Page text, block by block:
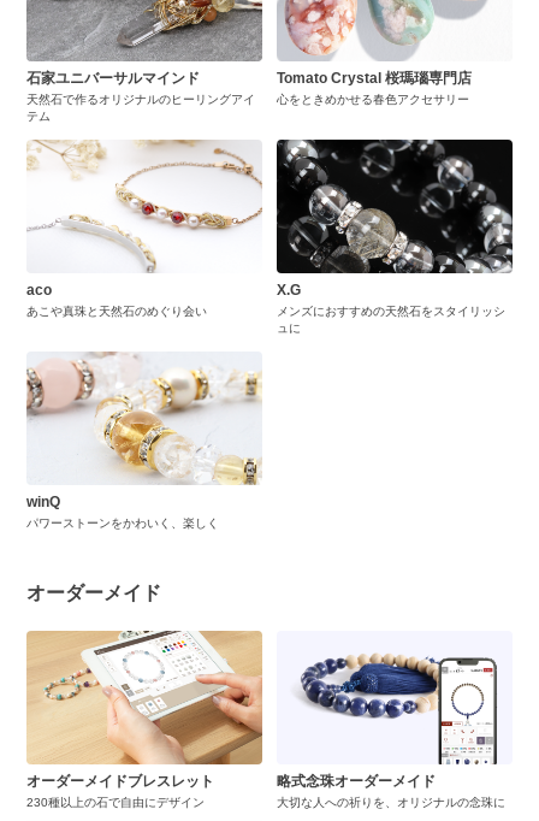
石家ユニバーサルマインド
天然石で作るオリジナルのヒーリングアイ
テム
Tomato Crystal 桜瑪瑙専門店
心をときめかせる春色アクセサリー
aco
あこや真珠と天然石のめぐり会い
X.G
メンズにおすすめの天然石をスタイリッシ
ュに
winQ
パワーストーンをかわいく、楽しく
オーダーメイド
オーダーメイドブレスレット
230種以上の石で自由にデザイン
略式念珠オーダーメイド
大切な人への祈りを、オリジナルの念珠に